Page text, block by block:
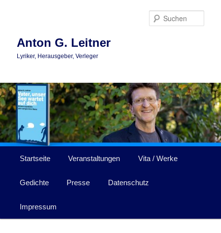
Anton G. Leitner
Lyriker, Herausgeber, Verleger
Startseite Veranstaltungen Vita / Werke
Gedichte Presse Datenschutz
Impressum